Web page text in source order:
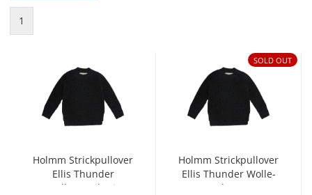
1
Holmm Strickpullover
Ellis Thunder
Wolle/Kaschmir
SOLD OUT
Holmm Strickpullover
Ellis Thunder Wolle-
Cashmere